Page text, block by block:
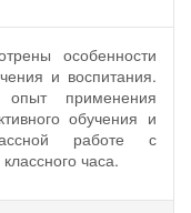
особенности
и воспитания.
опыт применения
обучения и
работе с
часа.